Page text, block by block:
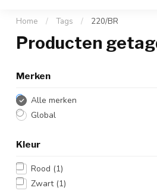
Home / Tags / 220/BR
Producten
Merken
Alle merken
Global
Kleur
Rood (1)
Zwart (1)